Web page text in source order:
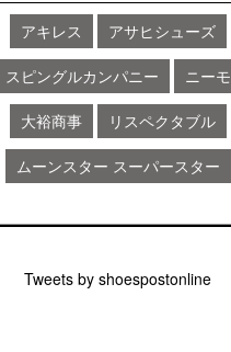
アキレス アサヒシューズ
スピングルカンパニー ニーモ
大裕商事 リスペクタブル
ムーンスター スーパースター
Tweets by shoespostonline